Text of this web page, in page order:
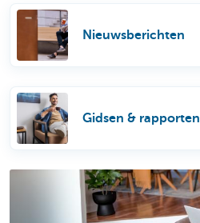
Nieuwsberichten
Gidsen & rapporten